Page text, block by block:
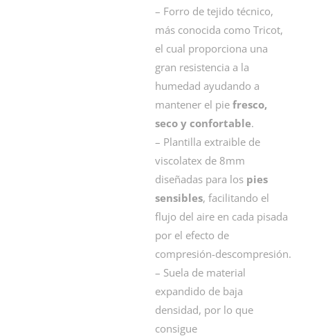
– Forro de tejido técnico,
más conocida como Tricot,
el cual proporciona una
gran resistencia a la
humedad ayudando a
mantener el pie fresco,
seco y confortable.
– Plantilla extraible de
viscolatex de 8mm
diseñadas para los pies
sensibles, facilitando el
flujo del aire en cada pisada
por el efecto de
compresión-descompresión.
– Suela de material
expandido de baja
densidad, por lo que
consigue